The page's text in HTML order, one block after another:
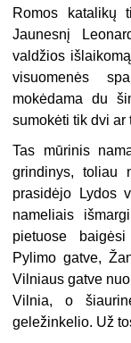
Romos katalikų
Jaunesnį
valdžios
visuomenės
mokėdama du
sumokėti tik dvi ar
Tas mūrinis
grindinys, toliau
prasidėjo Lydos
nameliais
pietuose
Pylimo gatve,
Vilniaus gatve
Vilnia, o
geležinkelio. Už